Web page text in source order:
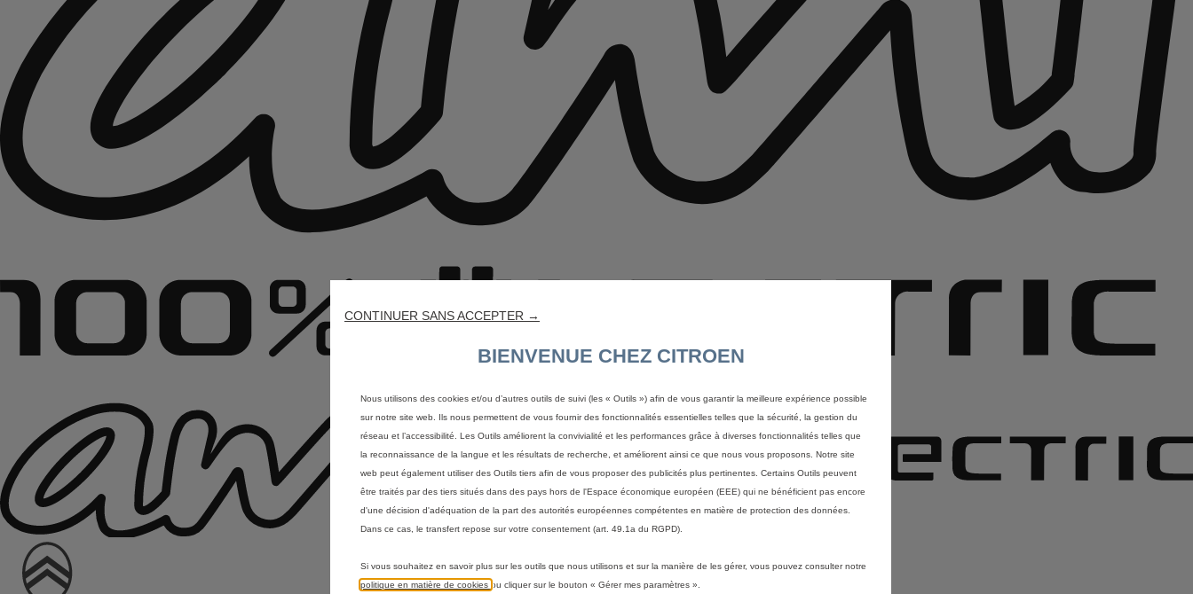
CONTINUER SANS ACCEPTER →
BIENVENUE CHEZ CITROEN
Nous utilisons des cookies et/ou d’autres outils de suivi (les « Outils ») afin de vous garantir la meilleure expérience possible
sur notre site web. Ils nous permettent de vous fournir des fonctionnalités essentielles telles que la sécurité, la gestion du
réseau et l’accessibilité. Les Outils améliorent la convivialité et les performances grâce à diverses fonctionnalités telles que
la reconnaissance de la langue et les résultats de recherche, et améliorent ainsi ce que nous vous proposons. Notre site
web peut également utiliser des Outils tiers afin de vous proposer des publicités plus pertinentes. Certains Outils peuvent
être traités par des tiers situés dans des pays hors de l'Espace économique européen (EEE) qui ne bénéficient pas encore
d'une décision d'adéquation de la part des autorités européennes compétentes en matière de protection des données.
Dans ce cas, le transfert repose sur votre consentement (art. 49.1a du RGPD).
Si vous souhaitez en savoir plus sur les outils que nous utilisons et sur la manière de les gérer, vous pouvez consulter notre
politique en matière de cookies ou cliquer sur le bouton « Gérer mes paramètres ».